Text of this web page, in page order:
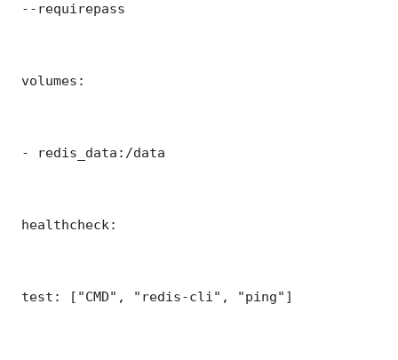
--requirepass
volumes:
- redis_data:/data
healthcheck:
test: ["CMD", "redis-cli", "ping"]